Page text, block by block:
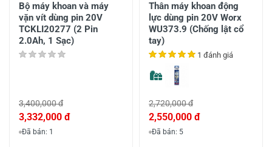
Bộ máy khoan và máy
vặn vít dùng pin 20V
TCKLI20277 (2 Pin
2.0Ah, 1 Sạc)
3,400,000 đ
3,332,000 đ
Đã bán: 1
Thân máy khoan động
lực dùng pin 20V Worx
WU373.9 (Chống lật cổ
tay)
1 đánh giá
2,720,000 đ
2,550,000 đ
Đã bán: 5